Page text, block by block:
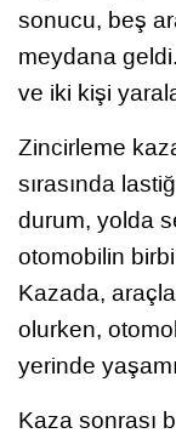
sonucu, beş
meydana
ve iki kişi
Zincirleme
sırasında
durum, yolda
otomobilin
Kazada,
olurken,
yerinde
Kaza sonrası